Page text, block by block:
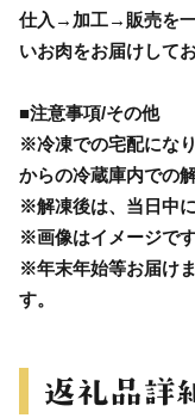
仕入→加工→販売を一
いお肉をお届けして
■注意事項/その他
※冷凍での宅配にな
からの冷蔵庫内での
※解凍後は、当日中
※画像はイメージです
※年末年始等お届け
す。